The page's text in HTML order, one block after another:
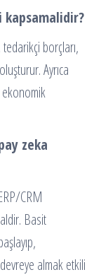
kapsamalidir?
borçları,
Ayrıca
zeka
CRM
Basit
almak etkili